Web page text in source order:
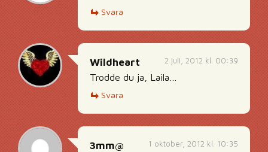
Svara
2 juli, 2012 kl. 00:39
Wildheart
Trodde du ja, Laila…
Svara
1 oktober, 2012 kl. 10:35
3mm@